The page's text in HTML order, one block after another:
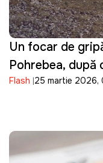
Un focar de
Pohrebea, după
descoperite
Flash 25 martie 2026,